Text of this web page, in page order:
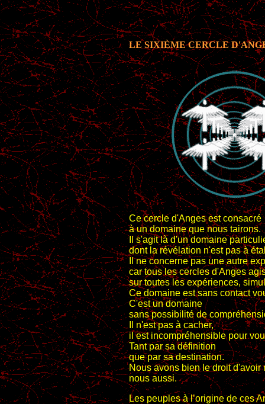
LE SIXIÈME CERCLE
Ce cercle d'Anges est consacré
à un domaine que nous tairons.
Il s'agit là d'un domaine
dont la révélation n'est pas à
Il ne concerne pas une autre
car tous les cercles d'Anges
sur toutes les expériences,
Ce domaine est sans contact
C'est un domaine
sans possibilité de
Il n'est pas à cacher,
il est incompréhensible pour
Tant par sa définition
que par sa destination.
Nous avons bien le droit d'avoir
nous aussi.
Les peuples à l’origine de ces